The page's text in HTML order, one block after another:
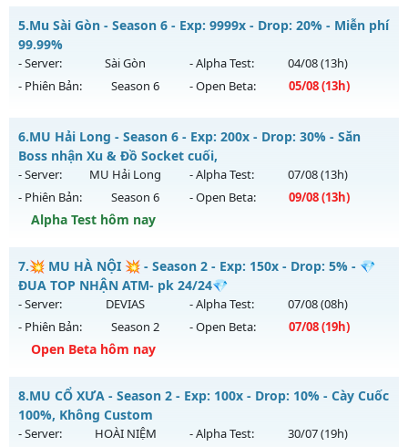
Thể loại: Mu Nguyên bản Webzen
Antihack: Phiên bản mới nhất
✅ BAVUONGMU.NET ✅ - NHẬN MỐC DONATE FREE TẠI
NHÓM ZALO
Mu mới ra tháng 08 2026 - Mở máy chủ
HÀ NỘIvào 13h
ngày 03/08/2626
Kiểu reset: Reset In Game
Thể loại: Mu Nguyên bản Webzen
Antihack: FPS 60 PLUS - CHỐNG HACK 100%
5.Mu Sài Gòn - Season 6 - Exp: 9999x - Drop: 20% - Miễn phí
99.99%
- Server: Sài Gòn - Alpha Test: 04/08(13h)
- Phiên Bản:
Season 6 - Open Beta: 05/08(13h)
Mu Sài Gòn - Miễn phí 99.99%
Mu mới ra tháng 08 2026 - Mở máy chủ
ngày 05/08/2626
Exp: 9999x - Drop: 20%
Kiểu reset: Reset In Game
Thể loại: Mu Custom thêm đồ mới
Antihack: 8x
6.MU Hải Long - Season 6 - Exp: 200x - Drop: 30% - Săn
Boss nhận Xu & Đồ Socket cuối,
- Server: MU Hải Long - Alpha Test: 07/08(13h)
- Phiên Bản:
Season 6 - Open Beta: 09/08(13h)
Alpha Test hôm nay
MU Hải Long - Săn Boss nhận Xu & Đồ Socket cuối,
Mu mới ra tháng 08 2026 - Mở máy chủ
13h ngày 09/08/2626
Exp: 200x - Drop: 30%
Kiểu reset: Reset In Game
Thể loại: Mu Nguyên bản Webzen
Antihack: VietGuard
7.💥 MU HÀ NỘI 💥 - Season 2 - Exp: 150x - Drop: 5% - 💎
ĐUA TOP NHẬN ATM- pk 24/24💎
- Server: DEVIAS - Alpha Test: 07/08(08h)
- Phiên Bản:
Season 2 - Open Beta: 07/08(19h)
Open Beta hôm nay
💥 MU HÀ NỘI 💥 - 💎 ĐUA TOP NHẬN ATM- pk 24/24💎
Mu mới ra tháng 08 2026 - Mở máy chủ
ngày 07/08/2626
8.MU CỔ XƯA - Season 2 - Exp: 100x - Drop: 10% - Cày Cuốc
100%, Không Custom
- Server: HOÀI NIỆM - Alpha Test: 30/07(19h)